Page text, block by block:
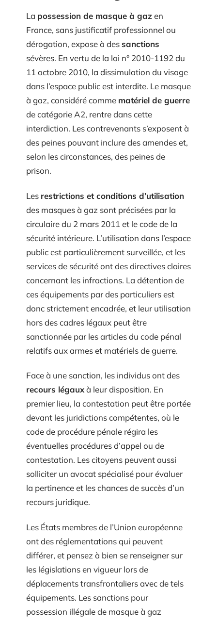
La possession de masque à gazen
France, sans justificatif professionnel ou
dérogation, expose à dessanctions
sévères. En vertu de la loi n° 2010-1192 du
11 octobre 2010, la dissimulation du visage
dans l’espace public est interdite. Le masque
à gaz, considéré comme matériel de guerre
de catégorie A2, rentre dans cette
interdiction. Les contrevenants s’exposent à
des peines pouvant inclure des amendes et,
selon les circonstances, des peines de
prison.
Les restrictions et conditions d’utilisation
des masques à gaz sont précisées par la
circulaire du 2 mars 2011 et le code de la
sécurité intérieure. L’utilisation dans l’espace
public est particulièrement surveillée, et les
services de sécurité ont des directives claires
concernant les infractions. La détention de
ces équipements par des particuliers est
donc strictement encadrée, et leur utilisation
hors des cadres légaux peut être
sanctionnée par les articles du code pénal
relatifs aux armes et matériels de guerre.
Face à une sanction, les individus ont des
recours légauxà leur disposition. En
premier lieu, la contestation peut être portée
devant les juridictions compétentes, où le
code de procédure pénale régira les
éventuelles procédures d’appel ou de
contestation. Les citoyens peuvent aussi
solliciter un avocat spécialisé pour évaluer
la pertinence et les chances de succès d’un
recours juridique.
Les États membres de l’Union européenne
ont des réglementations qui peuvent
différer, et pensez à bien se renseigner sur
les législations en vigueur lors de
déplacements transfrontaliers avec de tels
équipements. Les sanctions pour
possession illégale de masque à gaz